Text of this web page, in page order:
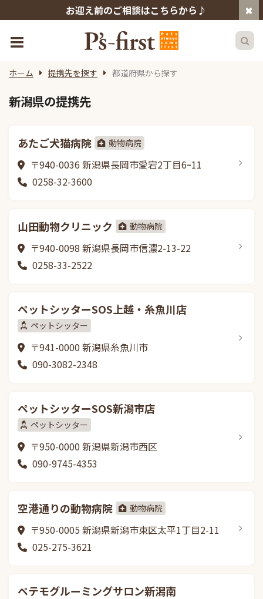
お迎え前のご相談はこちらから♪
ホーム 提携先を探す 都道府県から探す
新潟県の提携先
あたご犬猫病院 動物病院
〒940-0036 新潟県長岡市愛宕2丁目6ｰ11
0258-32-3600
山田動物クリニック 動物病院
〒940-0098 新潟県長岡市信濃2-13-22
0258-33-2522
ペットシッターSOS上越・糸魚川店
ペットシッター
〒941-0000 新潟県糸魚川市
090-3082-2348
ペットシッターSOS新潟市店
ペットシッター
〒950-0000 新潟県新潟市西区
090-9745-4353
空港通りの動物病院 動物病院
〒950-0005 新潟県新潟市東区太平1丁目2-11
025-275-3621
ペテモグルーミングサロン新潟南